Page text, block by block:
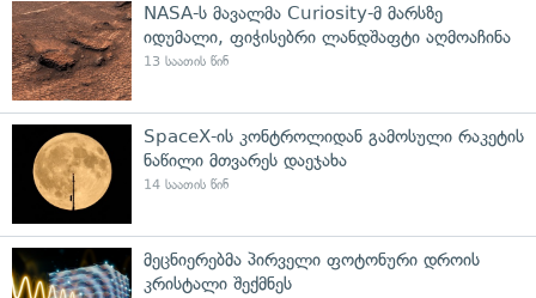
NASA-ს მავალმა Curiosity-მ მარსზე
იდუმალი, ფიჭისებრი ლანდშაფტი აღმოაჩინა
13 საათის წინ
SpaceX-ის კონტროლიდან გამოსული რაკეტის
ნაწილი მთვარეს დაეჯახა
14 საათის წინ
მეცნიერებმა პირველი ფოტონური დროის
კრისტალი შექმნეს